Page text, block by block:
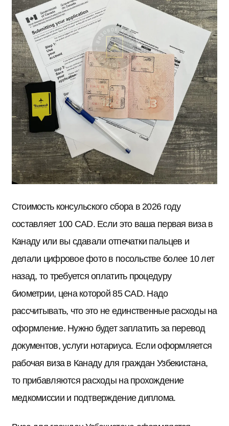
Стоимость консульского сбора в 2026 году
составляет 100 CAD. Если это ваша первая виза в
Канаду или вы сдавали отпечатки пальцев и
делали цифровое фото в посольстве более 10 лет
назад, то требуется оплатить процедуру
биометрии, цена которой 85 CAD. Надо
рассчитывать, что это не единственные расходы на
оформление. Нужно будет заплатить за перевод
документов, услуги нотариуса. Если оформляется
рабочая виза в Канаду для граждан Узбекистана,
то прибавляются расходы на прохождение
медкомиссии и подтверждение диплома.